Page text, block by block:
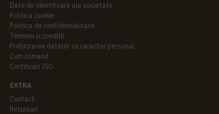
Date de identificare ale societatii
Politica cookie
Politica de confidentialitate
Termeni si conditii
Prelucrarea datelor cu caracter personal
Cum comand
Certificari ISO
EXTRA
Contact
Returnari